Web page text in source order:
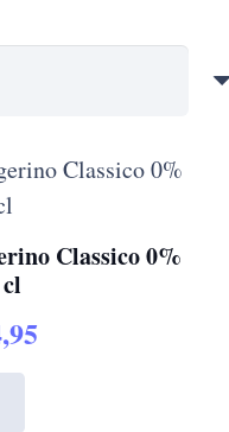
Classico 0%
Huidige